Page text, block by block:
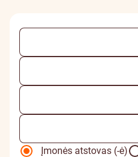
Įmonės atstovas (-ė)